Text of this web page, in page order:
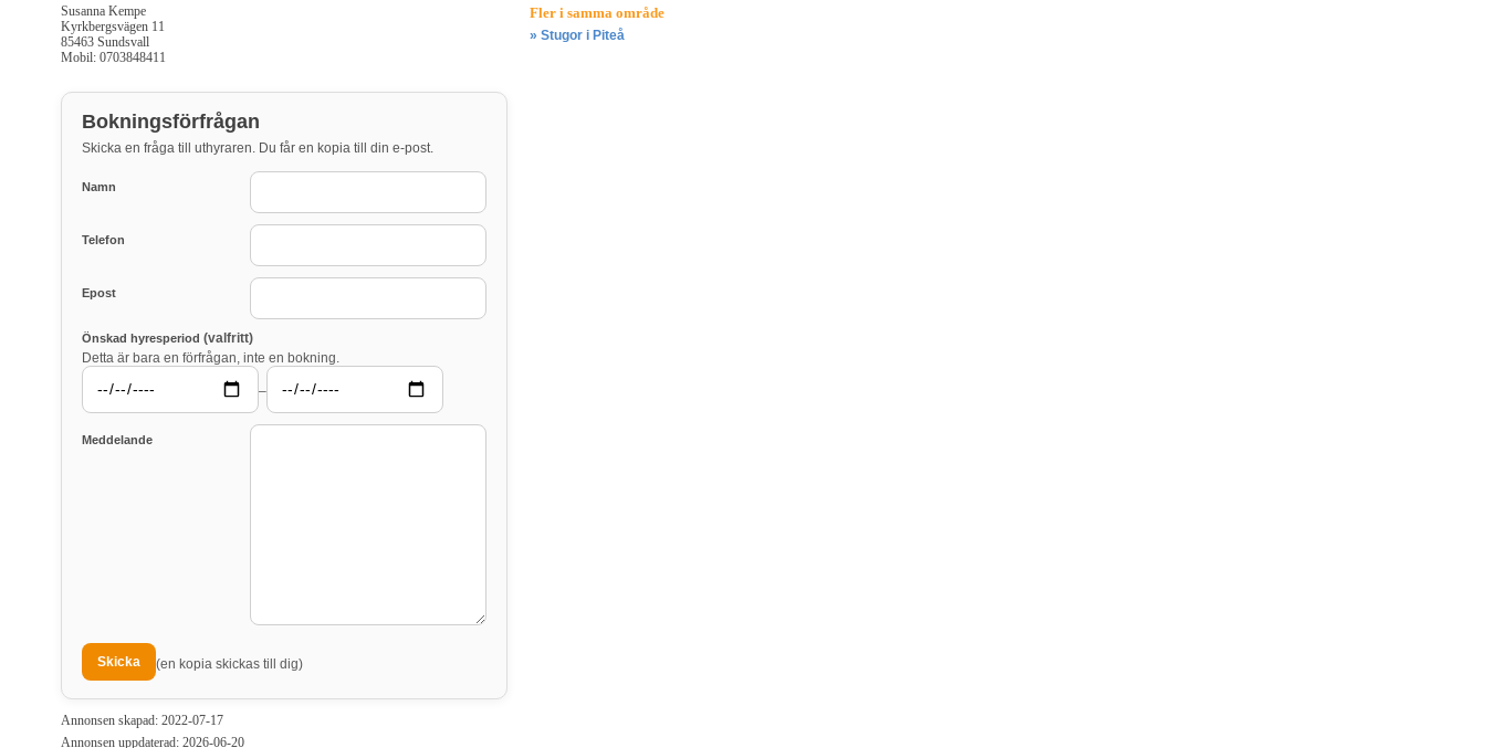
Susanna Kempe
Kyrkbergsvägen 11
85463 Sundsvall
Mobil: 0703848411
Bokningsförfrågan
Skicka en fråga till uthyraren. Du får en kopia till din e-post.
Namn
Telefon
Epost
Önskad hyresperiod (valfritt)
Detta är bara en förfrågan, inte en bokning.
–
Meddelande
(en kopia skickas till dig)
Fler i samma område
» Stugor i Piteå
Annonsen skapad: 2022-07-17
Annonsen uppdaterad: 2026-06-20